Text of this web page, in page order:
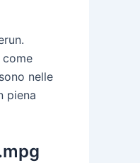
come
nelle
piena